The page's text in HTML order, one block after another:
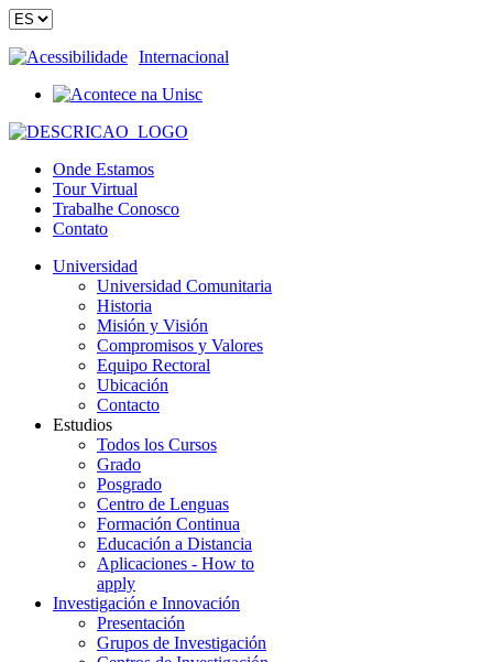
Acessibilidade Internacional
Onde Estamos
Tour Virtual
Trabalhe Conosco
Contato
Universidad
Universidad Comunitaria
Historia
Misión y Visión
Compromisos y Valores
Equipo Rectoral
Ubicación
Contacto
Estudios
Todos los Cursos
Grado
Posgrado
Centro de Lenguas
Formación Continua
Educación a Distancia
Aplicaciones - How to
apply
Investigación e Innovación
Presentación
Grupos de Investigación